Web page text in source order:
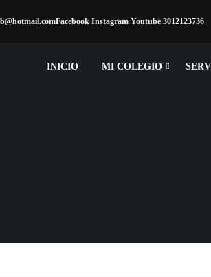
Facebook Instagram Youtube 3012123736
INICIO MI COLEGIO